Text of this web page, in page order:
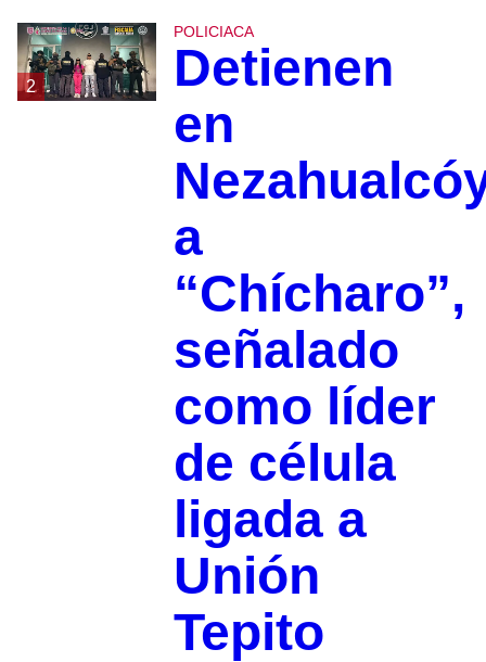
2
POLICIACA
Detienen
en
a
“Chícharo”,
señalado
como líder
de célula
ligada a
Unión
Tepito